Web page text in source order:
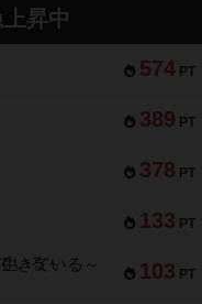
昇中
574 PT
389 PT
378 PT
133 PT
103 PT
きている～